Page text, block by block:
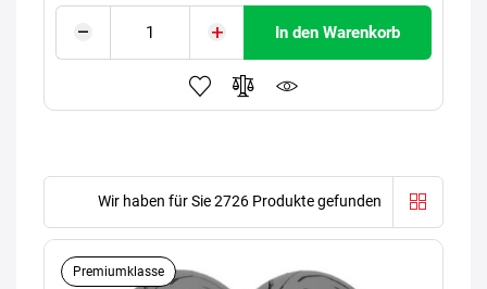
In den Warenkorb
Wir haben für Sie 2726 Produkte gefunden
Premiumklasse